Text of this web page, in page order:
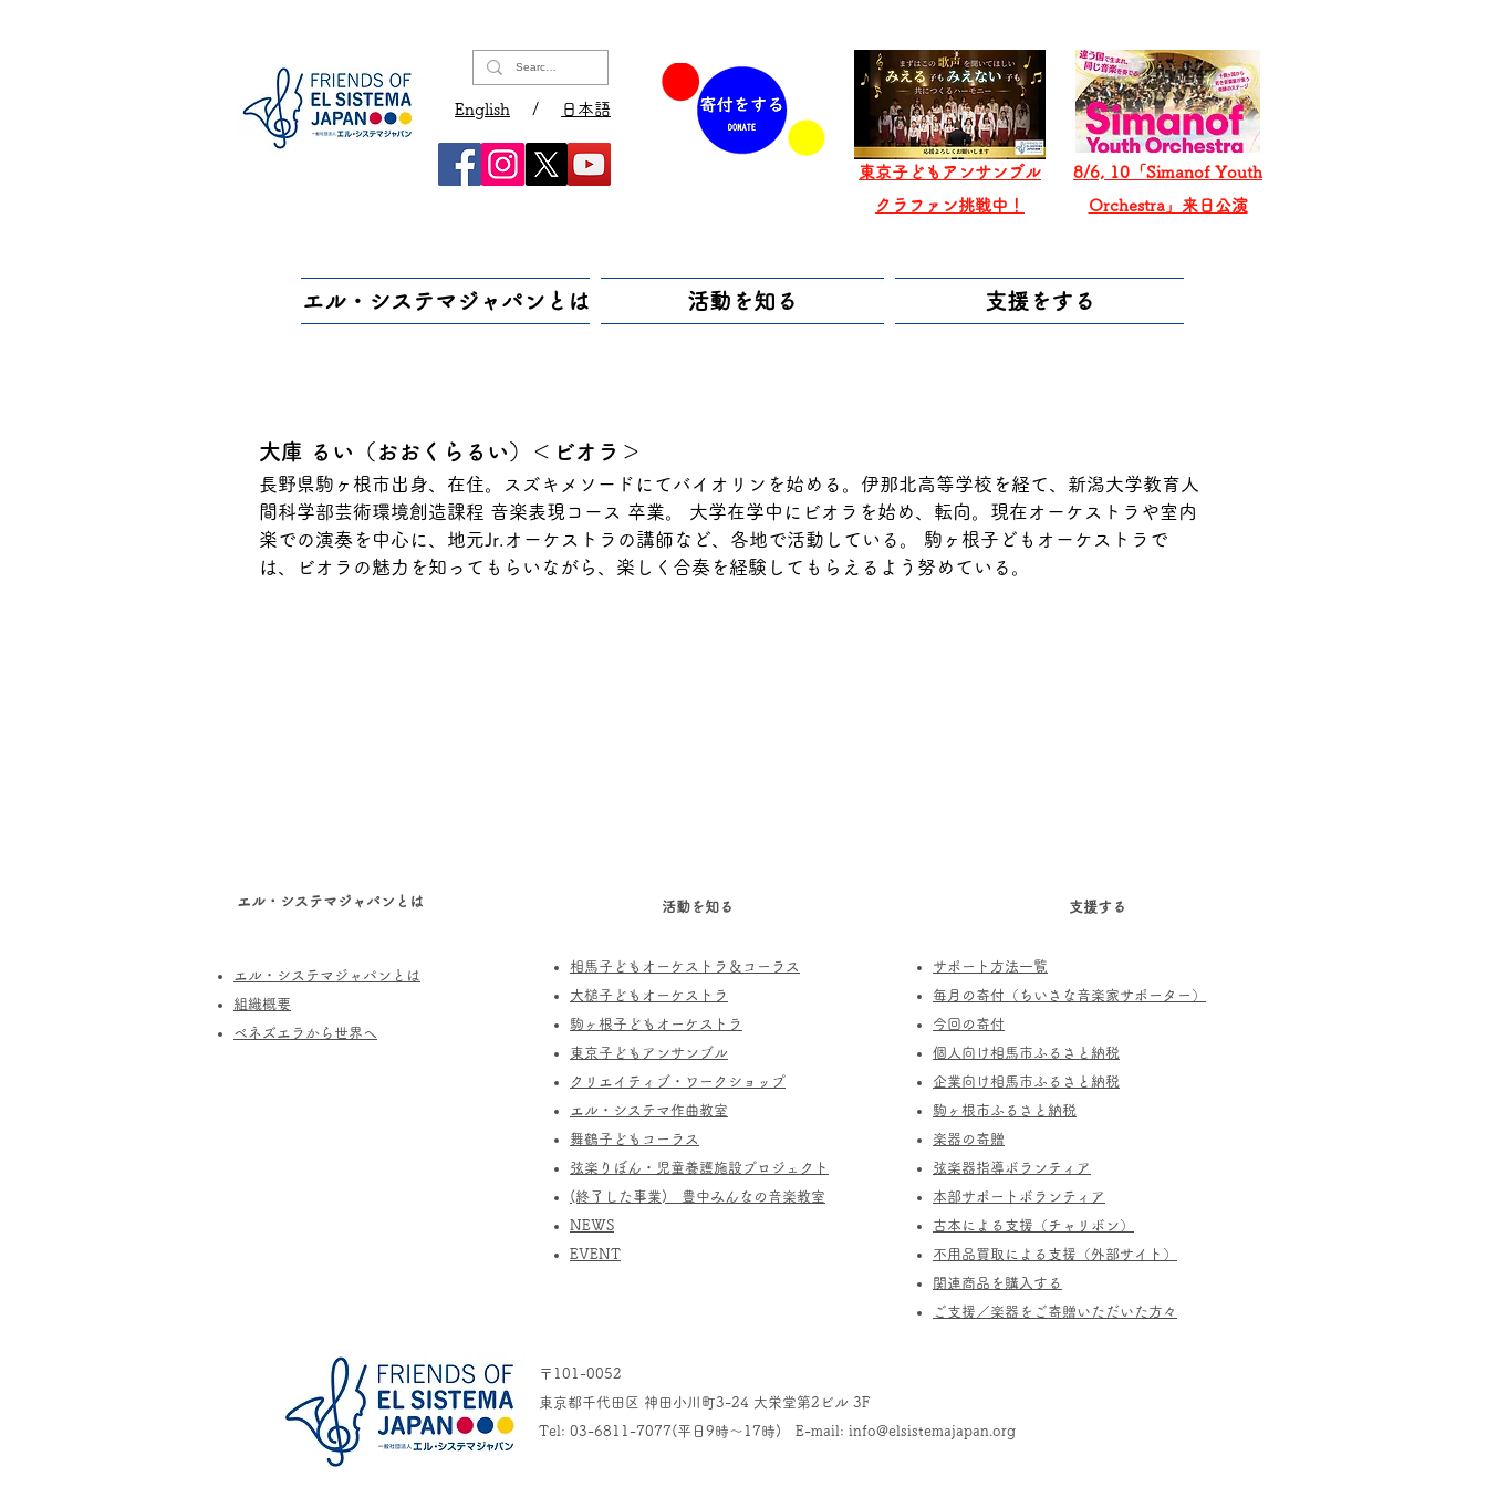
English / 日本語
東京子どもアンサンブル
​クラファン挑戦中！
8/6, 10「Simanof Youth
Orchestra」来日公演
エル・システマジャパンとは 活動を知る 支援をする
大庫 るい（おおくらるい）＜ビオラ＞
長野県駒ヶ根市出身、在住。スズキメソードにてバイオリンを始める。伊那北高等学校を経て、新潟大学教育人
間科学部芸術環境創造課程 音楽表現コース 卒業。 大学在学中にビオラを始め、転向。現在オーケストラや室内
楽での演奏を中心に、地元Jr.オーケストラの講師など、各地で活動している。 駒ヶ根子どもオーケストラで
は、ビオラの魅力を知ってもらいながら、楽しく合奏を経験してもらえるよう努めている。
エル・システマジャパンとは
エル・システマジャパンとは
​組織概要
​ベネズエラから世界へ
活動を知る
相馬子どもオーケストラ＆コーラス
​大槌子どもオーケストラ
駒ヶ根子どもオーケストラ
​東京子どもアンサンブル
​クリエイティブ・ワークショップ
エル・システマ作曲教室
​舞鶴子どもコーラス
​​弦楽りぼん・児童養護施設プロジェクト
(終了した事業) ​豊中みんなの音楽教室
​NEWS
​EVENT
支援する
サポート方法一覧
​毎月の寄付（ちいさな音楽家サポーター）
今回の寄付
個人向け相馬市ふるさと納税
企業向け相馬市ふるさと納税
駒ヶ根市ふるさと納税
楽器の寄贈
​弦楽器指導ボランティア
​本部サポートボランティア
​古本による支援（チャリボン）
不用品買取による支援（外部サイト）
関連商品を購入する
​ご支援／楽器をご寄贈いただいた方々
〒101-0052
東京都千代田区 神田小川町3-24 大栄堂第2ビル 3F
Tel: 03-6811-7077(平日9時～17時) E-mail: info@elsistemajapan.org